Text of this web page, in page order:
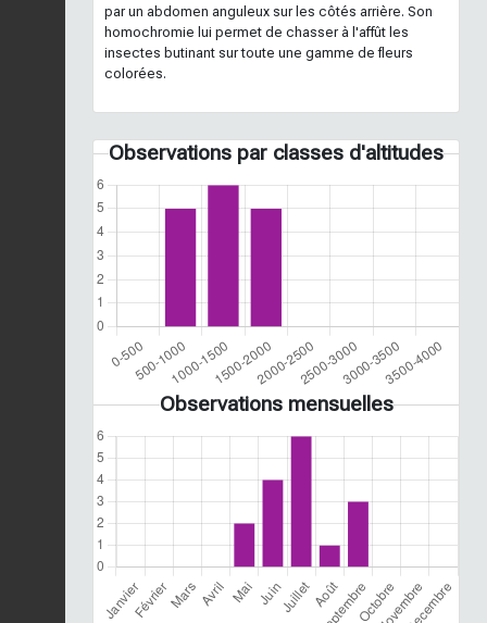
par un abdomen anguleux sur les côtés arrière. Son
homochromie lui permet de chasser à l'affût les
insectes butinant sur toute une gamme de fleurs
colorées.
Observations par classes d'altitudes
Observations mensuelles